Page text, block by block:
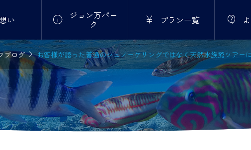
想い  ジョン万パー
ク  プラン一覧 
ブログお客様が語った普通のシュノーケリングではなく天然水族館ツアー